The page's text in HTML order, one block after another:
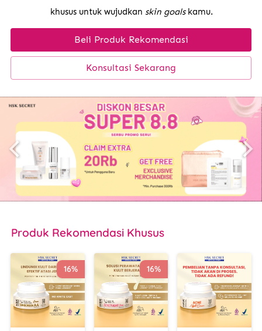
khusus untuk wujudkan skin goals kamu.
`Beli Produk Rekomendasi
`Konsultasi Sekarang
Produk Rekomendasi Khusus
16% 16%